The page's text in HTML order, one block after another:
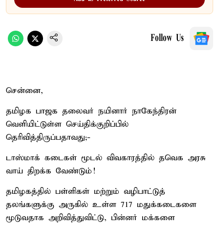
Follow Us
சென்னை,
தமிழக பாஜக தலைவர் நயினார் நாகேந்திரன்
வெளியிட்டுள்ள செய்திக்குறிப்பில்
தெரிவித்திருப்பதாவது;-
டாஸ்மாக் கடைகள் மூடல் விவகாரத்தில் தவெக அரசு
வாய் திறக்க வேண்டும்!
தமிழகத்தில் பள்ளிகள் மற்றும் வழிபாட்டுத்
தலங்களுக்கு அருகில் உள்ள 717 மதுக்கடைகளை
மூடுவதாக அறிவித்துவிட்டு, பின்னர் மக்களை